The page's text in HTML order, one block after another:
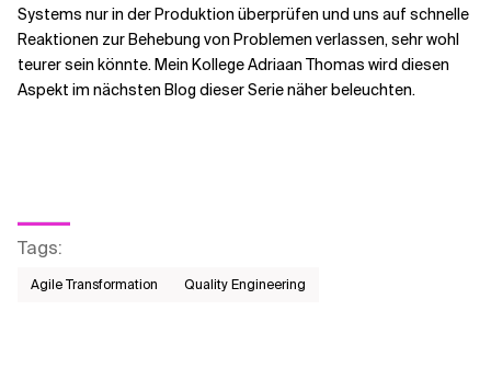
Systems nur in der Produktion überprüfen und uns auf schnelle
Reaktionen zur Behebung von Problemen verlassen, sehr wohl
teurer sein könnte. Mein Kollege Adriaan Thomas wird diesen
Aspekt im nächsten Blog dieser Serie näher beleuchten.
Tags:
Agile Transformation Quality Engineering